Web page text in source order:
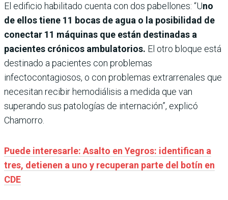
El edificio habilitado cuenta con dos pabellones: “Uno
de ellos tiene 11 bocas de agua o la posibilidad de
conectar 11 máquinas que están destinadas a
pacientes crónicos ambulatorios. El otro bloque está
destinado a pacientes con problemas
infectocontagiosos, o con problemas extrarrenales que
necesitan recibir hemodiálisis a medida que van
superando sus patologías de internación”, explicó
Chamorro.
Puede interesarle: Asalto en Yegros: identifican a
tres, detienen a uno y recuperan parte del botín en
CDE